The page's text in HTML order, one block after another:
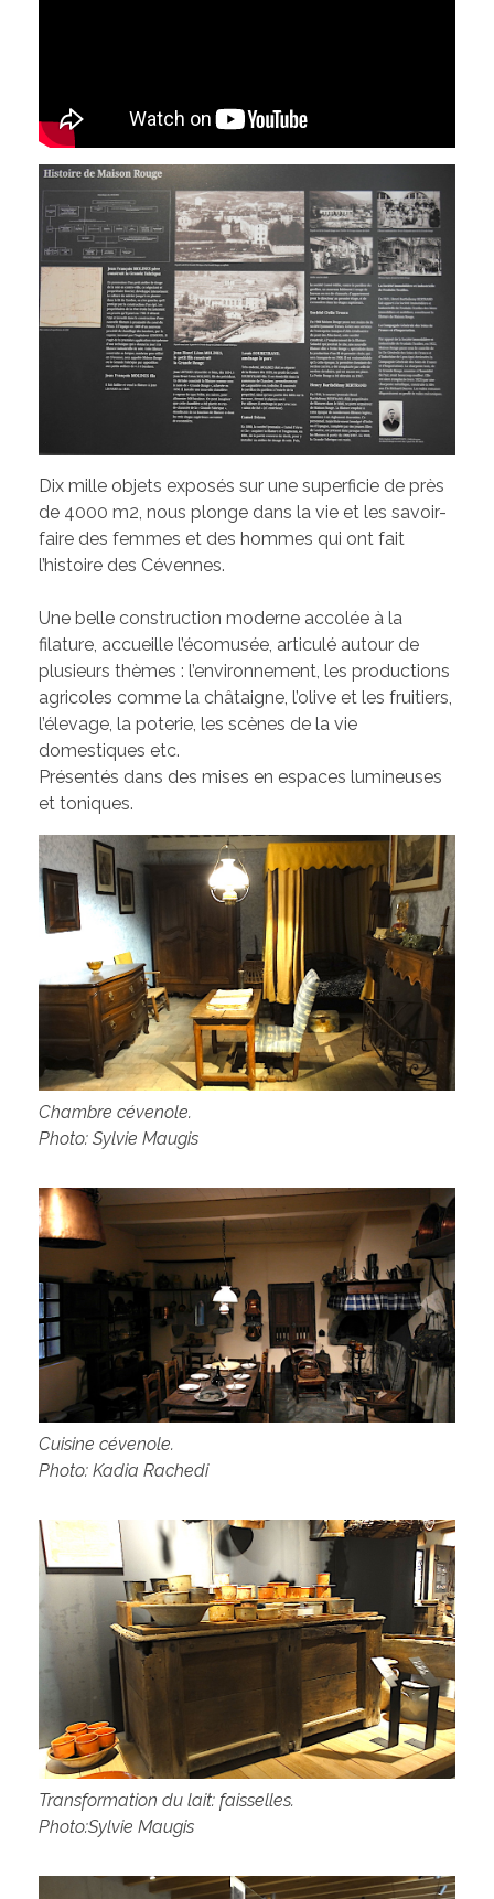
Dix mille objets exposés sur une superficie de près
de 4000 m2, nous plonge dans la vie et les savoir-
faire des femmes et des hommes qui ont fait
l’histoire des Cévennes.
Une belle construction moderne accolée à la
filature, accueille l’écomusée, articulé autour de
plusieurs thèmes : l’environnement, les productions
agricoles comme la châtaigne, l’olive et les fruitiers,
l’élevage, la poterie, les scènes de la vie
domestiques etc.
Présentés dans des mises en espaces lumineuses
et toniques.
Chambre cévenole.
Photo: Sylvie Maugis
Cuisine cévenole.
Photo: Kadia Rachedi
Transformation du lait: faisselles.
Photo:Sylvie Maugis